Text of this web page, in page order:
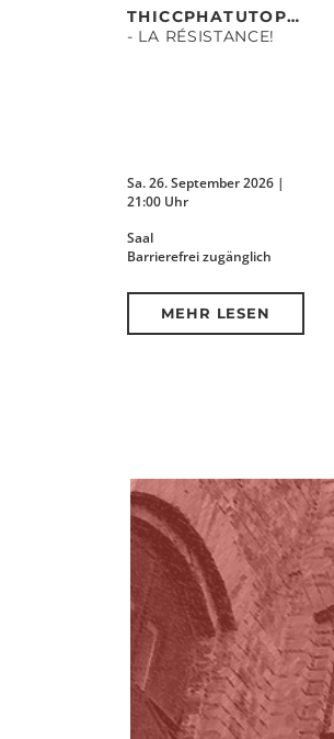
THICCPHATUTOPIAS
- LA RÉSISTANCE!
Sa. 26. September 2026 |
21:00 Uhr
Saal
Barrierefrei zugänglich
MEHR LESEN